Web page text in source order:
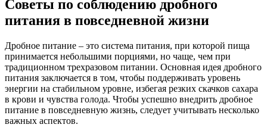
Советы по соблюдению дробного
питания в повседневной жизни
Дробное питание – это система питания, при которой пища
принимается небольшими порциями, но чаще, чем при
традиционном трехразовом питании. Основная идея дробного
питания заключается в том, чтобы поддерживать уровень
энергии на стабильном уровне, избегая резких скачков сахара
в крови и чувства голода. Чтобы успешно внедрить дробное
питание в повседневную жизнь, следует учитывать несколько
важных аспектов.